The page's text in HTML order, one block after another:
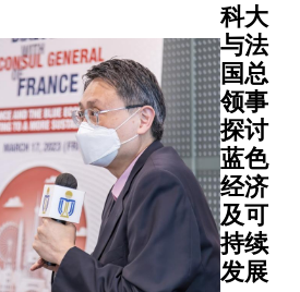
科大
与法
国总
领事
探讨
蓝色
经济
及可
持续
发展